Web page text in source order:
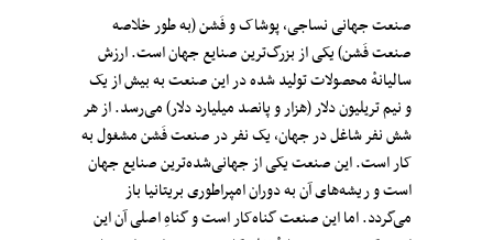
صنعت جهانی نساجی، پوشاک و فَشن (به طور خلاصه
صنعت فَشن) یکی از بزرگ‌ترین صنایع جهان است. ارزش
سالیانهٔ محصولات تولید شده در این صنعت به بیش از یک
و نیم تریلیون دلار (هزار و پانصد میلیارد دلار) می‌رسد. از هر
شش نفر شاغل در جهان، یک نفر در صنعت فَشن مشغول به
کار است. این صنعت یکی از جهانی‌‌شده‌ترین صنایع جهان
است و ریشه‌های آن به دوران امپراطوری بریتانیا باز
می‌گردد. اما این صنعت گناه‌کار است و گناهِ اصلی آن این